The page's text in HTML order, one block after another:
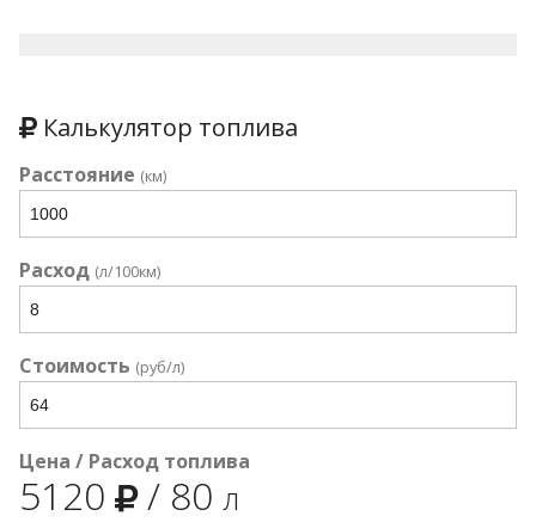
Калькулятор топлива
Расстояние (км)
Расход (л/100км)
Стоимость (руб/л)
Цена / Расход топлива
5120 / 80 л